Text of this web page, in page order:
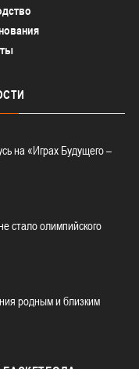
на «Играх Будущего –
стало олимпийского
родным и близким